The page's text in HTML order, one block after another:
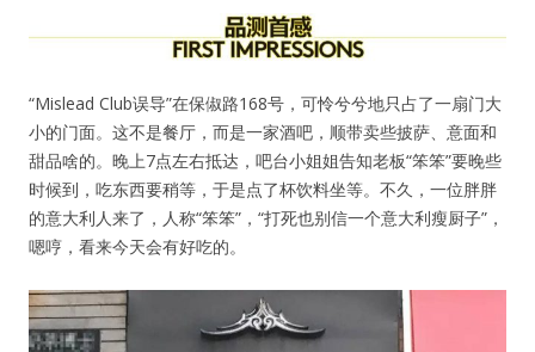
忘记密码?
记住我的登录状态
没帐号？注册一个
“Mislead Club误导”在保俶路168号，可怜兮兮地只占了一扇门大
小的门面。这不是餐厅，而是一家酒吧，顺带卖些披萨、意面和
甜品啥的。晚上7点左右抵达，吧台小姐姐告知老板“笨笨”要晚些
时候到，吃东西要稍等，于是点了杯饮料坐等。不久，一位胖胖
的意大利人来了，人称“笨笨”，“打死也别信一个意大利瘦厨子”，
嗯哼，看来今天会有好吃的。